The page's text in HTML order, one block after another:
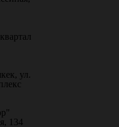
ул.
134